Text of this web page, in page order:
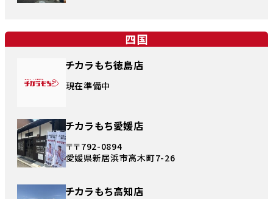
四国
チカラもち徳島店
現在準備中
チカラもち愛媛店
〒〒792-0894
愛媛県新居浜市高木町7-26
チカラもち高知店